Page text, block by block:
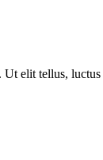
elit tellus,